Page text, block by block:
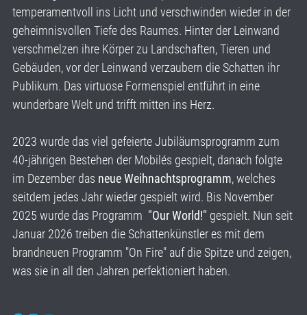
temperamentvoll ins Licht und verschwinden wieder in der
geheimnisvollen Tiefe des Raumes. Hinter der Leinwand
verschmelzen ihre Körper zu Landschaften, Tieren und
Gebäuden, vor der Leinwand verzaubern die Schatten ihr
Publikum. Das virtuose Formenspiel entführt in eine
wunderbare Welt und trifft mitten ins Herz.
2023 wurde das viel gefeierte Jubiläumsprogramm zum
40-jährigen Bestehen der Mobilés gespielt, danach folgte
im Dezember das neue Weihnachtsprogramm, welches
seitdem jedes Jahr wieder gespielt wird. Bis November
2025 wurde das Programm "Our World!" gespielt. Nun seit
Januar 2026 treiben die Schattenkünstler es mit dem
brandneuen Programm "On Fire" auf die Spitze und zeigen,
was sie in all den Jahren perfektioniert haben.